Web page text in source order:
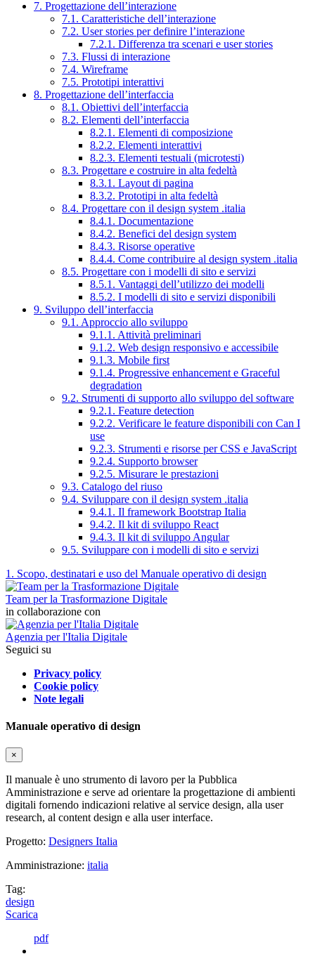
7. Progettazione dell’interazione
7.1. Caratteristiche dell’interazione
7.2. User stories per definire l’interazione
7.2.1. Differenza tra scenari e user stories
7.3. Flussi di interazione
7.4. Wireframe
7.5. Prototipi interattivi
8. Progettazione dell’interfaccia
8.1. Obiettivi dell’interfaccia
8.2. Elementi dell’interfaccia
8.2.1. Elementi di composizione
8.2.2. Elementi interattivi
8.2.3. Elementi testuali (microtesti)
8.3. Progettare e costruire in alta fedeltà
8.3.1. Layout di pagina
8.3.2. Prototipi in alta fedeltà
8.4. Progettare con il design system .italia
8.4.1. Documentazione
8.4.2. Benefici del design system
8.4.3. Risorse operative
8.4.4. Come contribuire al design system .italia
8.5. Progettare con i modelli di sito e servizi
8.5.1. Vantaggi dell’utilizzo dei modelli
8.5.2. I modelli di sito e servizi disponibili
9. Sviluppo dell’interfaccia
9.1. Approccio allo sviluppo
9.1.1. Attività preliminari
9.1.2. Web design responsivo e accessibile
9.1.3. Mobile first
9.1.4. Progressive enhancement e Graceful
degradation
9.2. Strumenti di supporto allo sviluppo del software
9.2.1. Feature detection
9.2.2. Verificare le feature disponibili con Can I
use
9.2.3. Strumenti e risorse per CSS e JavaScript
9.2.4. Supporto browser
9.2.5. Misurare le prestazioni
9.3. Catalogo del riuso
9.4. Sviluppare con il design system .italia
9.4.1. Il framework Bootstrap Italia
9.4.2. Il kit di sviluppo React
9.4.3. Il kit di sviluppo Angular
9.5. Sviluppare con i modelli di sito e servizi
1. Scopo, destinatari e uso del Manuale operativo di design
Team per la Trasformazione Digitale
in collaborazione con
Agenzia per l'Italia Digitale
Seguici su
Privacy policy
Cookie policy
Note legali
Manuale operativo di design
×
Il manuale è uno strumento di lavoro per la Pubblica
Amministrazione e serve ad orientare la progettazione di ambienti
digitali fornendo indicazioni relative al service design, alla user
research, al content design e alla user interface.
Progetto: Designers Italia
Amministrazione: italia
Tag:
design
Scarica
pdf